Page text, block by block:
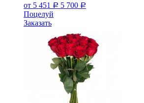
от 5 451 Р 5 700 Р
Поцелуй
Заказать